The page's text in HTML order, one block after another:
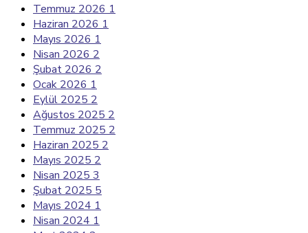
Temmuz 2026 1
Haziran 2026 1
Mayıs 2026 1
Nisan 2026 2
Şubat 2026 2
Ocak 2026 1
Eylül 2025 2
Ağustos 2025 2
Temmuz 2025 2
Haziran 2025 2
Mayıs 2025 2
Nisan 2025 3
Şubat 2025 5
Mayıs 2024 1
Nisan 2024 1